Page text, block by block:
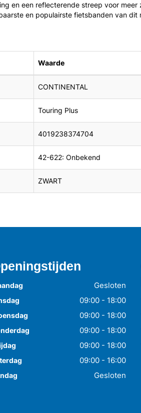
en een reflecterende streep voor
en populairste fietsbanden van dit
Waarde
CONTINENTAL
Touring Plus
4019238374704
42-622: Onbekend
ZWART
Gesloten
09:00 - 18:00
09:00 - 18:00
09:00 - 18:00
09:00 - 18:00
09:00 - 16:00
Gesloten